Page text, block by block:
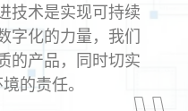
技术是实现可持续
字化的力量，我们
的产品，同时切实
的责任。